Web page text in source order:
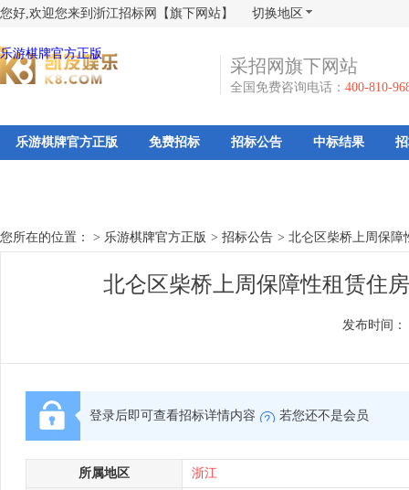
您好,欢迎您来到浙江招标网【旗下网站】 切换地区
乐游棋牌官方正版
采招网旗下网站
全国免费咨询电话： 400-810-
乐游棋牌官方正版 免费招标 招标公告 中标结果
您所在的位置： > 乐游棋牌官方正版 > 招标公告 > 北仑区柴桥上周保障
北仑区柴桥上周保障性租赁住
发布时间：
登录后即可查看招标详情内容 若您还不是会员
所属地区 浙江